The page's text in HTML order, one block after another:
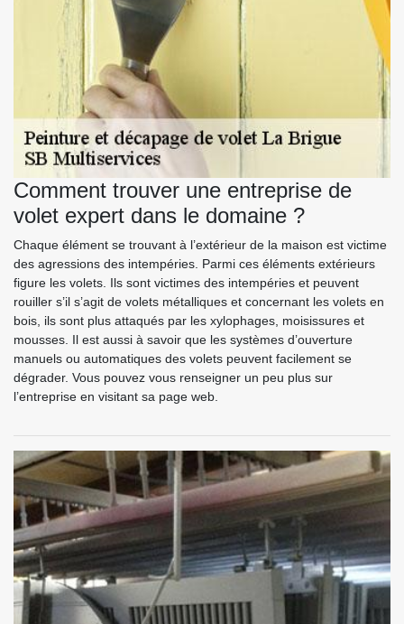
Comment trouver une entreprise de
volet expert dans le domaine ?
Chaque élément se trouvant à l’extérieur de la maison est victime
des agressions des intempéries. Parmi ces éléments extérieurs
figure les volets. Ils sont victimes des intempéries et peuvent
rouiller s’il s’agit de volets métalliques et concernant les volets en
bois, ils sont plus attaqués par les xylophages, moisissures et
mousses. Il est aussi à savoir que les systèmes d’ouverture
manuels ou automatiques des volets peuvent facilement se
dégrader. Vous pouvez vous renseigner un peu plus sur
l’entreprise en visitant sa page web.